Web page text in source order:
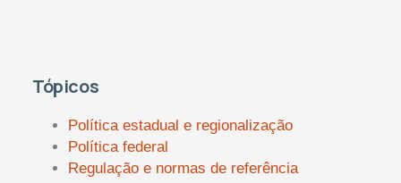
Tópicos
Política estadual e regionalização
Política federal
Regulação e normas de referência